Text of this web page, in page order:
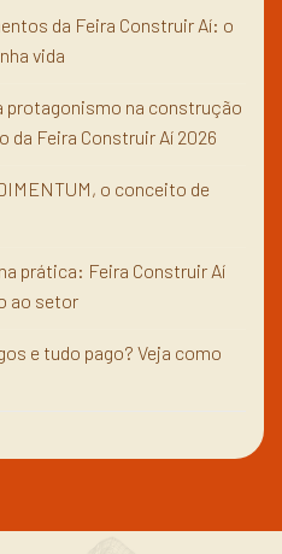
da Feira Construir Aí: o
vida
protagonismo na construção
da Feira Construir Aí 2026
o conceito de
prática: Feira Construir Aí
ao setor
e tudo pago? Veja como